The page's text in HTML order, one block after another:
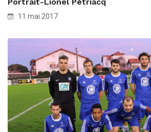
11 mai 2017